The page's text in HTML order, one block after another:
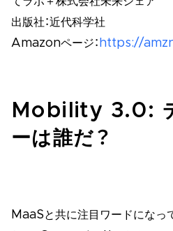
出版社：近代科学社
Amazonページ： https://
Mobility 3.0:
ーは誰だ？
MaaSと共に注目ワードになっ